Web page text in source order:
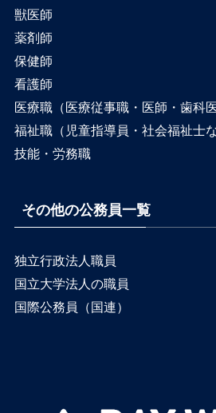
獣医師
薬剤師
保健師
看護師
医療職（医療従事職・医師・歯科医
福祉職（児童指導員・社会福祉士な
技能・労務職
その他の公務員一覧
独立行政法人職員
国立大学法人の職員
国際公務員（国連）